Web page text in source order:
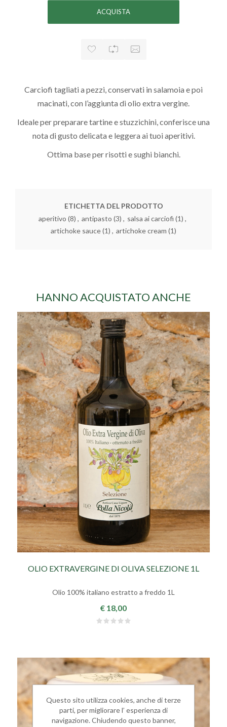
Carciofi tagliati a pezzi, conservati in salamoia e poi
macinati, con l’aggiunta di olio extra vergine.
Ideale per preparare tartine e stuzzichini, conferisce una
nota di gusto delicata e leggera ai tuoi aperitivi.
Ottima base per risotti e sughi bianchi.
ETICHETTA DEL PRODOTTO
aperitivo (8) , antipasto (3) , salsa ai carciofi (1) ,
artichoke sauce(1) , artichoke cream (1)
HANNO ACQUISTATO ANCHE
OLIO EXTRAVERGINE DI OLIVA SELEZIONE 1L
Olio 100% italiano estratto a freddo 1L
€ 18,00
Questo sito utilizza cookies, anche di terze
parti, per migliorare l’ esperienza di
navigazione. Chiudendo questo banner,